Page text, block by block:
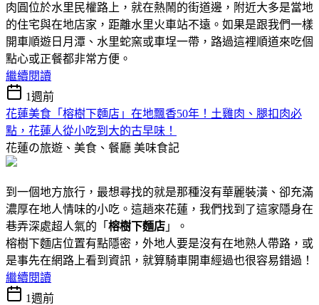
肉圓位於水里民權路上，就在熱鬧的街道邊，附近大多是當地
的住宅與在地店家，距離水里火車站不遠。如果是跟我們一樣
開車順遊日月潭、水里蛇窯或車埕一帶，路過這裡順道來吃個
點心或正餐都非常方便。
繼續閱讀
1週前
花蓮美食「榕樹下麵店」在地飄香50年！土雞肉、腿扣肉必
點，花蓮人從小吃到大的古早味！
花蓮の旅遊、美食、餐廳 美味食記
到一個地方旅行，最想尋找的就是那種沒有華麗裝潢、卻充滿
濃厚在地人情味的小吃。這趟來花蓮，我們找到了這家隱身在
巷弄深處超人氣的「 榕樹下麵店 」。
榕樹下麵店位置有點隱密，外地人要是沒有在地熟人帶路，或
是事先在網路上看到資訊，就算騎車開車經過也很容易錯過！
繼續閱讀
1週前